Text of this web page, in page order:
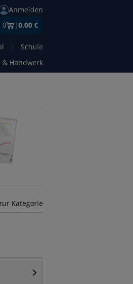
Anmelden
0 |0,00 €
|
Schule
Handwerk
Kategorie